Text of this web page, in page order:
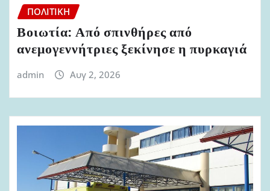
ΠΟΛΙΤΙΚΉ
Βοιωτία: Από σπινθήρες από
ανεμογεννήτριες ξεκίνησε η πυρκαγιά
admin Αυγ 2, 2026